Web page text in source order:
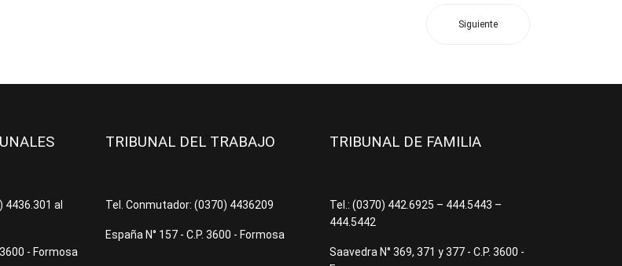
Siguiente
al
- Formosa
TRIBUNAL DEL TRABAJO
Tel. Conmutador: (0370) 4436209
España N° 157 - C.P. 3600 - Formosa
TRIBUNAL DE FAMILIA
Tel.: (0370) 442.6925 – 444.5443 –
444.5442
Saavedra N° 369, 371 y 377 - C.P. 3600 -